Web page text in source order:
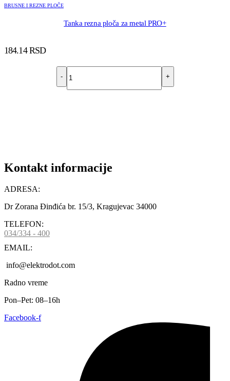
BRUSNE I REZNE PLOČE
Tanka rezna ploča za metal PRO+
184.14RSD
- +
Kontakt informacije
ADRESA:
Dr Zorana Đinđića br. 15/3, Kragujevac 34000
TELEFON:
034/334 - 400
EMAIL:
info@elektrodot.com
Radno vreme
Pon–Pet: 08–16h
Facebook-f